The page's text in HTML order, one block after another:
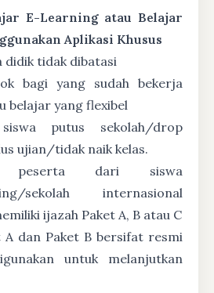
E-Learning atau Belajar
Aplikasi Khusus
didik tidak dibatasi
bagi yang sudah bekerja
belajar yang flexibel
putus sekolah/drop
ujian/tidak naik kelas.
peserta dari siswa
sekolah internasional
ijazah Paket A, B atau C
A dan Paket B bersifat resmi
untuk melanjutkan